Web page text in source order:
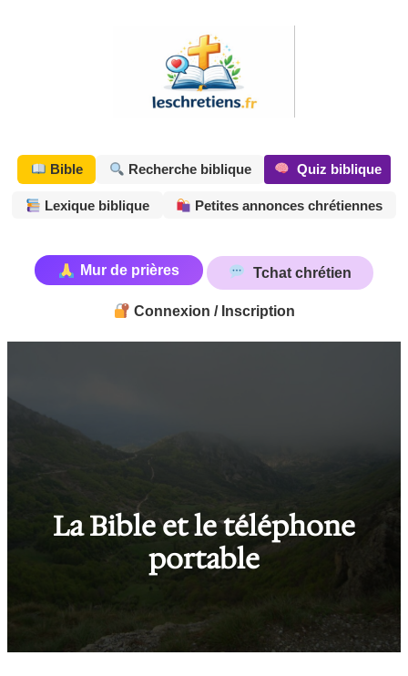
Bible Recherche biblique Quiz biblique
Lexique biblique Petites annonces chrétiennes
Mur de prières Tchat chrétien
Connexion / Inscription
La Bible et le téléphone
portable